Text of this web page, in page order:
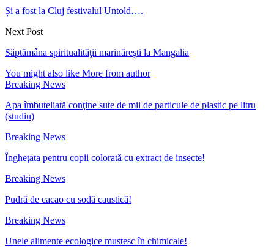
Și a fost la Cluj festivalul Untold….
Next Post
Săptămâna spiritualităţii marinăreşti la Mangalia
You might also like More from author
Breaking News
Apa îmbuteliată conţine sute de mii de particule de plastic pe litru
(studiu)
Breaking News
Îngheţata pentru copii colorată cu extract de insecte!
Breaking News
Pudră de cacao cu sodă caustică!
Breaking News
Unele alimente ecologice mustesc în chimicale!